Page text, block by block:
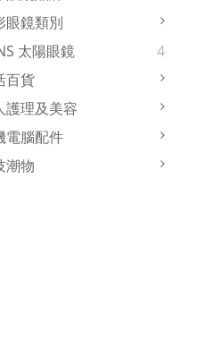
眼鏡類別
太陽眼鏡
4
百貨
護理及美容
電腦配件
潮物